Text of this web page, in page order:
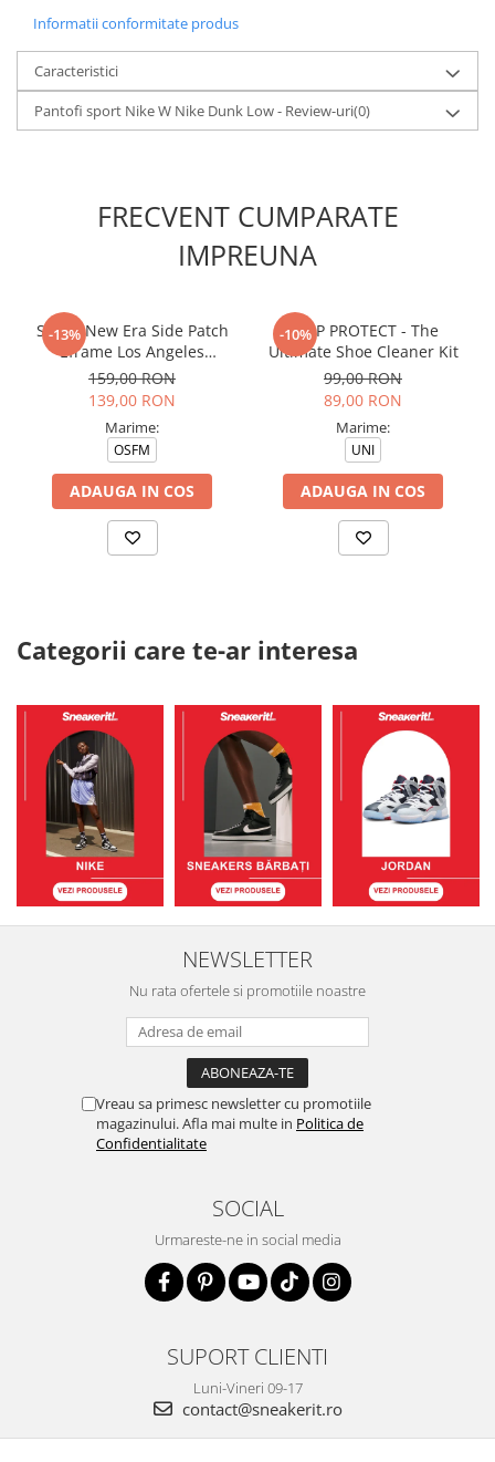
Informatii conformitate produs
Caracteristici
Pantofi sport Nike W Nike Dunk Low - Review-uri(0)
FRECVENT CUMPARATE
IMPREUNA
-13%
Sapca New Era Side Patch
Eframe Los Angeles
Dodgers Brs
159,00 RON
139,00 RON
Marime:
OSFM
ADAUGA IN COS
-10%
CREP PROTECT - The
Ultimate Shoe Cleaner Kit
99,00 RON
89,00 RON
Marime:
UNI
ADAUGA IN COS
Categorii care te-ar interesa
NEWSLETTER
Nu rata ofertele si promotiile noastre
Vreau sa primesc newsletter cu promotiile
magazinului. Afla mai multe in Politica de
Confidentialitate
SOCIAL
Urmareste-ne in social media
SUPORT CLIENTI
Luni-Vineri 09-17
contact@sneakerit.ro